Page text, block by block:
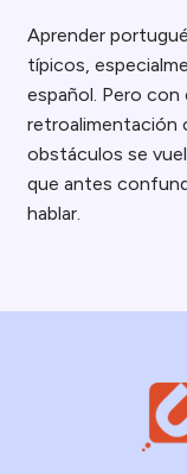
Aprender
típicos,
español. Pero con
retroalimentación
obstáculos se
que antes
hablar.